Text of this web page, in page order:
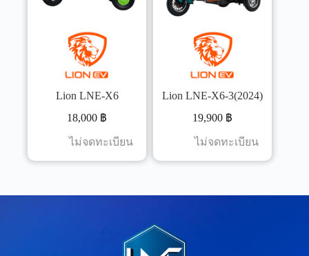
Lion LNE-X6
18,000 ฿
ไม่จดทะเบียน
Lion LNE-X6-3(2024)
19,900 ฿
ไม่จดทะเบียน